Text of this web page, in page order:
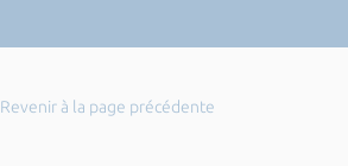
Revenir à la page précédente